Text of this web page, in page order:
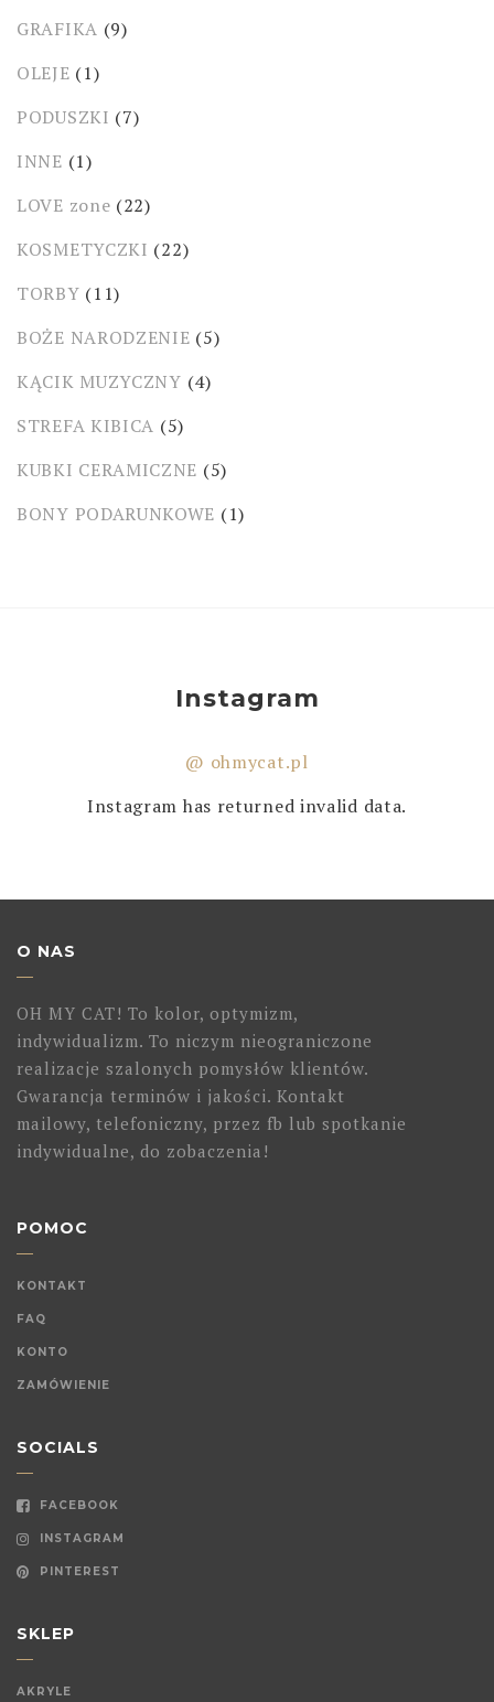
GRAFIKA (9)
OLEJE (1)
PODUSZKI (7)
INNE (1)
LOVE zone (22)
KOSMETYCZKI (22)
TORBY (11)
BOŻE NARODZENIE (5)
KĄCIK MUZYCZNY (4)
STREFA KIBICA (5)
KUBKI CERAMICZNE (5)
BONY PODARUNKOWE (1)
Instagram
@ ohmycat.pl
Instagram has returned invalid data.
O NAS
OH MY CAT! To kolor, optymizm,
indywidualizm. To niczym nieograniczone
realizacje szalonych pomysłów klientów.
Gwarancja terminów i jakości. Kontakt
mailowy, telefoniczny, przez fb lub spotkanie
indywidualne, do zobaczenia!
POMOC
KONTAKT
FAQ
KONTO
ZAMÓWIENIE
SOCIALS
FACEBOOK
INSTAGRAM
PINTEREST
SKLEP
AKRYLE